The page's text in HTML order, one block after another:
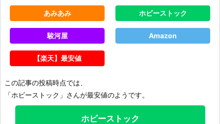
あみあみ ホビーストック
駿河屋 Amazon
【楽天】最安値
この記事の投稿時点では、
「ホビーストック」さんが最安値のようです。
ホビーストック